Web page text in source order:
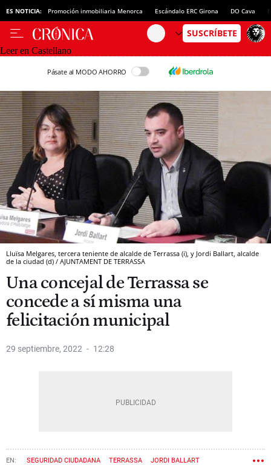
ES NOTICIA: Promoción inmobiliaria Menorca Escándalo ERC Girona DO Cava
Leer en Castellano
Pásate al MODO AHORRO
Lluïsa Melgares, tercera teniente de alcalde de Terrassa (i), y Jordi Ballart, alcalde
de la ciudad (d) / AJUNTAMENT DE TERRASSA
Una concejal de Terrassa se
concede a sí misma una
felicitación municipal
29 septiembre, 2022 12:28
SEGURIDAD CIUDADANA TERRASSA JORDI BALLART